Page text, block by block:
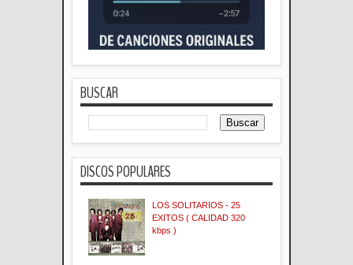
BUSCAR
DISCOS POPULARES
LOS SOLITARIOS - 25
EXITOS ( CALIDAD 320
kbps )